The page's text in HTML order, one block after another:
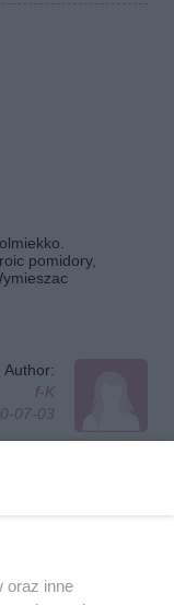
pomidory,
Author:
f-K
07-03
oraz inne